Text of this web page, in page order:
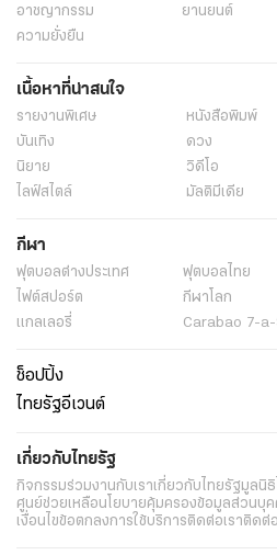
อาชญากรรม
ยานยนต์
ความยั่งยืน
เนื้อหาที่น่าสนใจ
รายงานพิเศษ หนังสือพิมพ์
บันเทิง
ดวง
นิยาย
วิดีโอ
ไลฟ์สไตล์
มัลติมีเดีย
กีฬา
ฟุตบอลต่่างประเทศ ฟุตบอลไทย
ไฟต์สปอร์ต
กีฬาโลก
แกลเลอรี่
Carabao 7-
ช็อปปิ้ง
ไทยรัฐอีเวนต์
เกี่ยวกับไทยรัฐ
กิจกรรมร่วมงานกับเราเกี่ยวกับไทยรัฐมูลนิ
ศูนย์ช่วยเหลือนโยบายคุ้มครองข้อมูลส่วนบุ
เงื่อนไขข้อตกลงการใช้บริการติดต่อเราติดต่